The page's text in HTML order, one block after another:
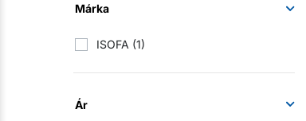
Márka
ISOFA (1)
Ár